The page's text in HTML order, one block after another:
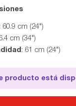
: 60.9 cm (24")
cm (34")
: 61 cm (24")
producto está